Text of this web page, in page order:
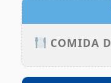
COMIDA